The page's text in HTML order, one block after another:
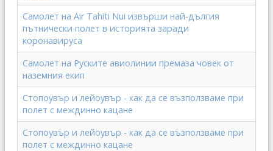
Самолет на Air Tahiti Nui извърши най-дългия
пътнически полет в историята заради
коронавируса
Самолет на Руските авиолинии премаза човек от
наземния екип
Стопоувър и лейоувър - как да се възползваме при
полет с междинно кацане
Стопоувър и лейоувър - как да се възползваме при
полет с междинно кацане